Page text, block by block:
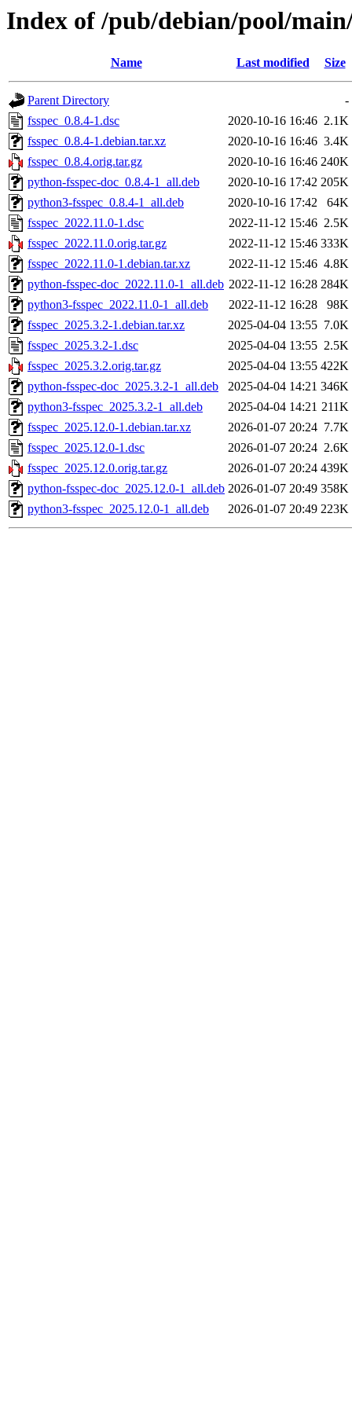
Index of /pub/debian/pool/
Name Last modified Size
Parent Directory
-
fsspec_0.8.4-1.dsc
2020-10-16 16:46 2.1K
fsspec_0.8.4-1.debian.tar.xz
2020-10-16 16:46 3.4K
fsspec_0.8.4.orig.tar.gz
2020-10-16 16:46 240K
python-fsspec-doc_0.8.4-1_all.deb
2020-10-16 17:42 205K
python3-fsspec_0.8.4-1_all.deb
2020-10-16 17:42
64K
fsspec_2022.11.0-1.dsc
2022-11-12 15:46 2.5K
fsspec_2022.11.0.orig.tar.gz
2022-11-12 15:46 333K
fsspec_2022.11.0-1.debian.tar.xz
2022-11-12 15:46 4.8K
python-fsspec-doc_2022.11.0-1_all.deb 2022-11-12 16:28 284K
python3-fsspec_2022.11.0-1_all.deb
2022-11-12 16:28
98K
fsspec_2025.3.2-1.debian.tar.xz
2025-04-04 13:55 7.0K
fsspec_2025.3.2-1.dsc
2025-04-04 13:55 2.5K
fsspec_2025.3.2.orig.tar.gz
2025-04-04 13:55 422K
python-fsspec-doc_2025.3.2-1_all.deb
2025-04-04 14:21 346K
python3-fsspec_2025.3.2-1_all.deb
2025-04-04 14:21 211K
fsspec_2025.12.0-1.debian.tar.xz
2026-01-07 20:24 7.7K
fsspec_2025.12.0-1.dsc
2026-01-07 20:24 2.6K
fsspec_2025.12.0.orig.tar.gz
2026-01-07 20:24 439K
python-fsspec-doc_2025.12.0-1_all.deb 2026-01-07 20:49 358K
python3-fsspec_2025.12.0-1_all.deb
2026-01-07 20:49 223K